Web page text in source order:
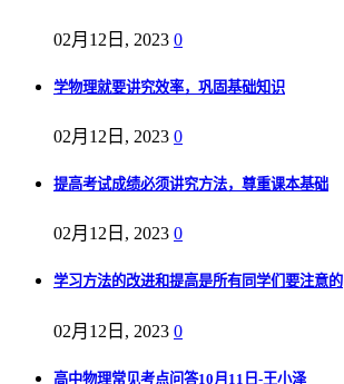
02月12日, 2023 0
学物理就要讲究效率，巩固基础知识
02月12日, 2023 0
提高考试成绩必须讲究方法，尊重课本基础
02月12日, 2023 0
学习方法的改进和提高是所有同学们要注意的
02月12日, 2023 0
高中物理常见考点问答10月11日-王小泽